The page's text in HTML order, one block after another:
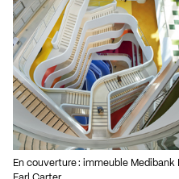
En couverture : immeuble